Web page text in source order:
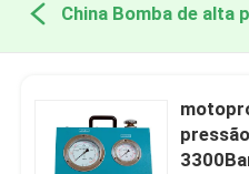
China Bomba de alta